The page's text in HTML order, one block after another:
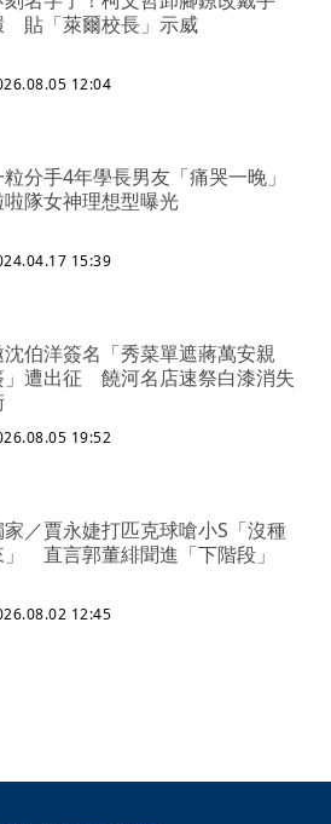
貼「萊爾校長」示威
12:04
粒分手4年學長男友「痛哭一晚」
啦隊女神理想型曝光
15:39
沈伯洋簽名「秀菜單遮蔣萬安親
」遭出征 饒河名店速祭白漆消失
19:52
家／賈永婕打匹克球嗆小S「沒種
」 直言郭董緋聞進「下階段」
12:45